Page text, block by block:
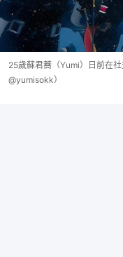
25歲蘇君蕎（Yumi）日前在
@yumisokk）